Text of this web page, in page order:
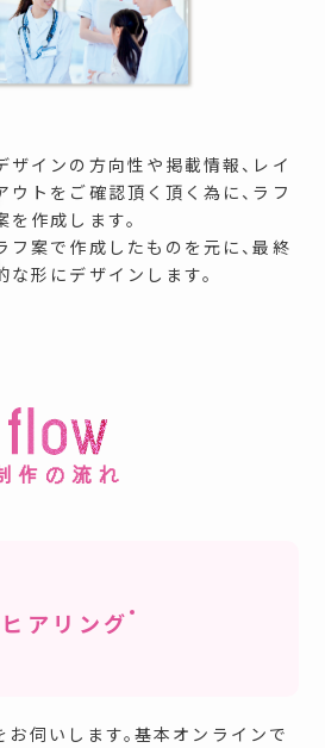
ザインの方向性や掲載情報、レイ
ウトをご確認頂く頂く為に、ラフ
を作成します。
フ案で作成したものを元に、最終
な形にデザインします。
作の流れ
ヒアリング
伺いします。基本オンラインで